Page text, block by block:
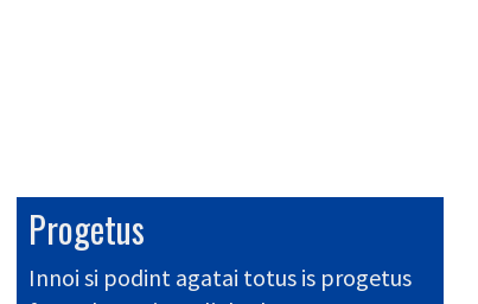
Progetus
Innoi si podint agatai totus is progetus